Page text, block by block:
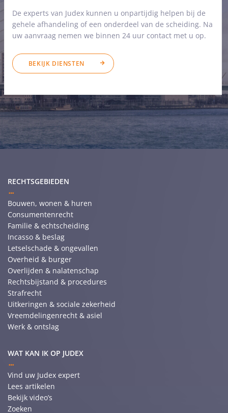
De experts van Judex kunnen u onpartijdig helpen bij de
gehele afhandeling of een onderdeel van de scheiding. Na
uw aanvraag nemen we binnen 24 uur contact met u op.
BEKIJK DIENSTEN
RECHTSGEBIEDEN
Bouwen, wonen & huren
Consumentenrecht
Familie & echtscheiding
Incasso & beslag
Letselschade & ongevallen
Overheid & burger
Overlijden & nalatenschap
Rechtsbijstand & procedures
Strafrecht
Uitkeringen & sociale zekerheid
Vreemdelingenrecht & asiel
Werk & ontslag
WAT KAN IK OP JUDEX
Vind uw Judex expert
Lees artikelen
Bekijk video’s
Zoeken